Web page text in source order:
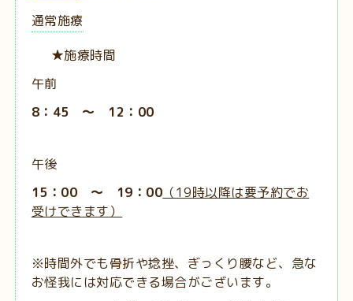
通常施療
★施療時間
午前
8：45 ～ 12：00
午後
15：00 ～ 19：00 （19時以降は要予約でお
受けできます）
※時間外でも骨折や捻挫、ぎっくり腰など、急な
お怪我には対応できる場合がございます。